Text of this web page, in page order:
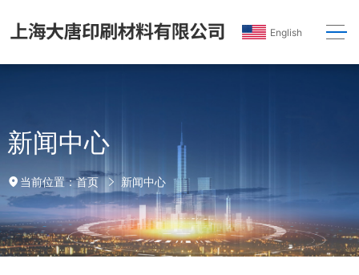
English
新闻中心
当前位置：首页 新闻中心